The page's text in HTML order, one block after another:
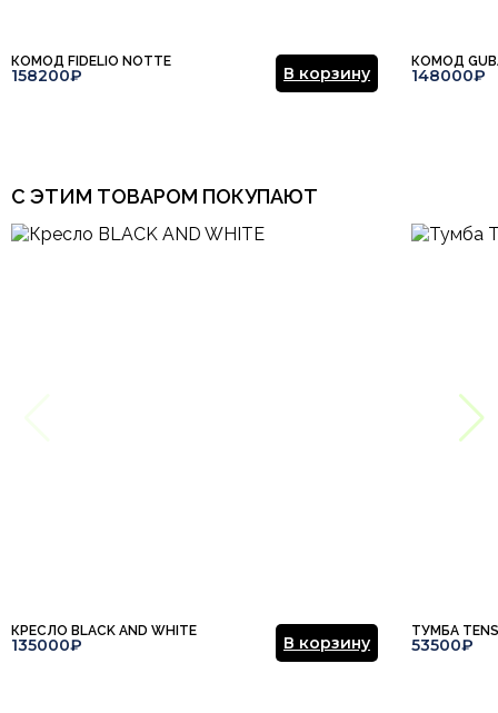
КОМОД FIDELIO NOTTE
158200₽ В корзину
КОМОД
148000₽
С ЭТИМ ТОВАРОМ ПОКУПАЮТ
КРЕСЛО BLACK AND WHITE
135000₽ В корзину
ТУМБА
53500₽